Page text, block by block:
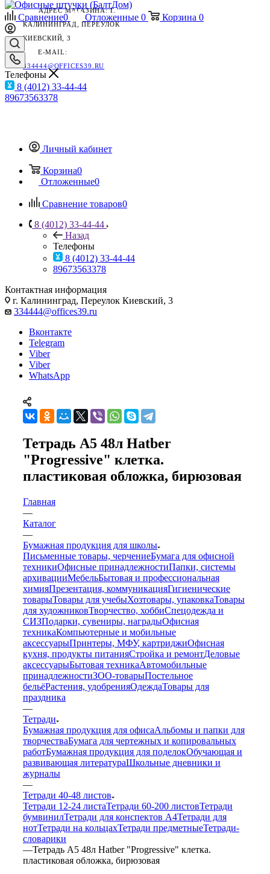
АДРЕС МАГАЗИНА: Г.
КАЛИНИНГРАД, ПЕРЕУЛОК
КИЕВСКИЙ, 3
E-MAIL:
334444@OFFICES39.RU
Сравнение0 Отложенные 0 Корзина 0
Телефоны
8 (4012) 33-44-44
89673563378
Личный кабинет
Корзина0
Отложенные0
Сравнение товаров0
8 (4012) 33-44-44
Назад
Телефоны
8 (4012) 33-44-44
89673563378
Контактная информация
г. Калининград, Переулок Киевский, 3
334444@offices39.ru
Вконтакте
Telegram
Viber
Viber
WhatsApp
Тетрадь А5 48л Hatber
"Progressive" клетка.
пластиковая обложка, бирюзовая
Главная
—
Каталог
—
Бумажная продукция для школы
Письменные товары, черчениеБумага для офисной
техникиОфисные принадлежностиПапки, системы
архивацииМебельБытовая и профессиональная
химияПрезентация, коммуникацияГигиенические
товарыТовары для учебыХозтовары, упаковкаТовары
для художниковТворчество, хоббиСпецодежда и
СИЗПодарки, сувениры, наградыОфисная
техникаКомпьютерные и мобильные
аксессуарыПринтеры, МФУ, картриджиОфисная
кухня, продукты питанияСтройка и ремонтДеловые
аксессуарыБытовая техникаАвтомобильные
принадлежностиЗОО-товарыПостельное
бельёРастения, удобренияОдеждаТовары для
праздника
—
Тетради
Бумажная продукция для офисаАльбомы и папки для
творчестваБумага для чертежных и копировальных
работБумажная продукция для поделокОбучающая и
развивающая литератураШкольные дневники и
журналы
—
Тетради 40-48 листов
Тетради 12-24 листаТетради 60-200 листовТетради
бумвинилТетради для конспектов А4Тетради для
нотТетради на кольцахТетради предметныеТетради-
словарики
—Тетрадь А5 48л Hatber "Progressive" клетка.
пластиковая обложка, бирюзовая